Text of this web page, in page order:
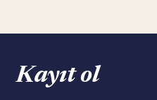
Kayıt ol